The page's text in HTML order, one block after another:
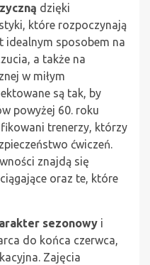
dzięki
które rozpoczynają
idealnym sposobem na
a także na
w miłym
są tak, by
powyżej 60. roku
trenerzy, którzy
ćwiczeń.
znajdą się
oraz te, które
sezonowy i
do końca czerwca,
Zajęcia